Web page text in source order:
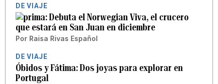
DE VIAJE
Debuta el Norwegian Viva, el crucero
que estará en San Juan en diciembre
Por Raisa Rivas Español
DE VIAJE
Óbidos y Fátima: Dos joyas para explorar en
Portugal